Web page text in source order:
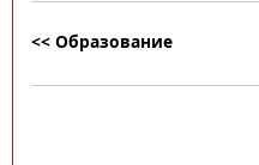
<< Образование